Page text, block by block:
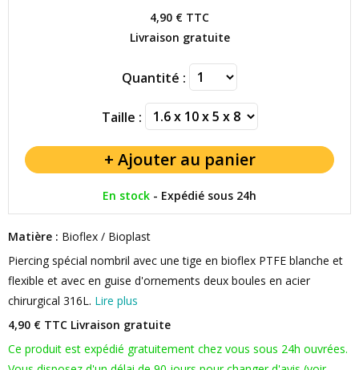
4,90 € TTC
Livraison gratuite
Quantité :
Taille :
En stock - Expédié sous 24h
Matière : Bioflex / Bioplast
Piercing spécial nombril avec une tige en bioflex PTFE blanche et
flexible et avec en guise d'ornements deux boules en acier
chirurgical 316L. Lire plus
4,90 € TTC Livraison gratuite
Ce produit est expédié gratuitement chez vous sous 24h ouvrées.